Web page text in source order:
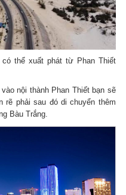
thể xuất phát từ Phan Thiết
nội thành Phan Thiết bạn sẽ
rẽ phải sau đó di chuyển thêm
Bàu Trắng.